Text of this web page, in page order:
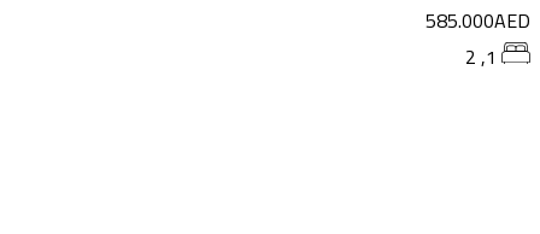
1, 2